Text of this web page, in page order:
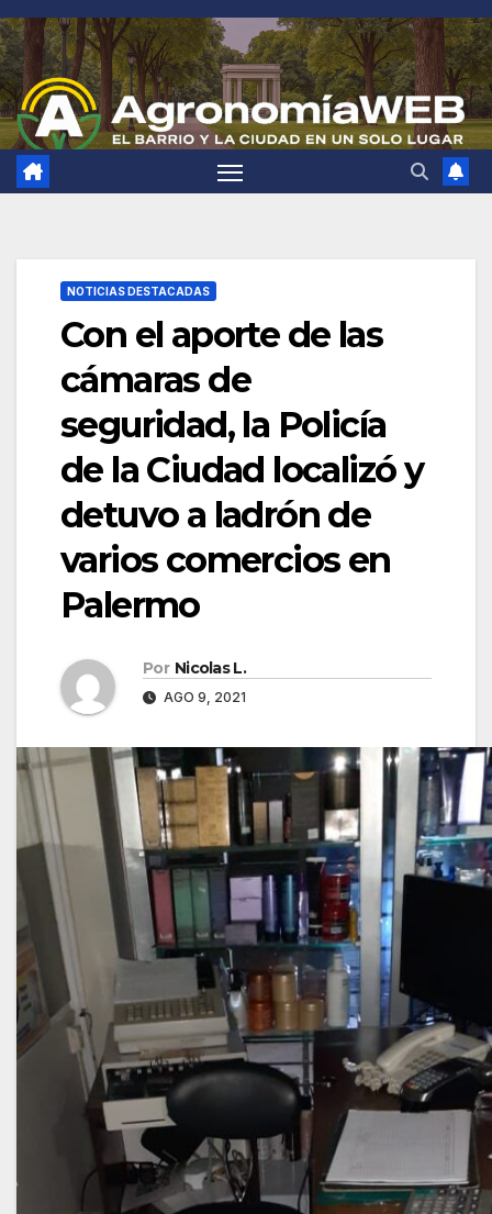
Saltar
al
contenido
NOTICIAS DESTACADAS
Con el aporte de las
cámaras de
seguridad, la Policía
de la Ciudad localizó y
detuvo a ladrón de
varios comercios en
Palermo
Por Nicolas L.
AGO 9, 2021